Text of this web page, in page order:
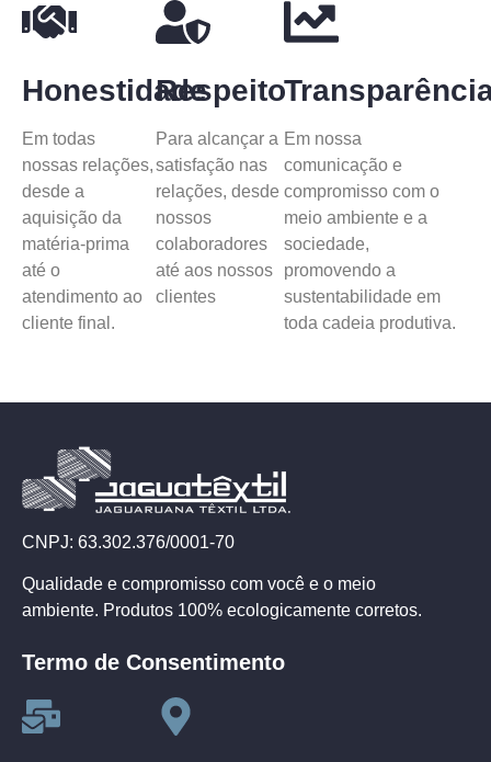
Honestidade
Em todas
nossas relações,
desde a
aquisição da
matéria-prima
até o
atendimento ao
cliente final.
Respeito
Para alcançar a
satisfação nas
relações, desde
nossos
colaboradores
até aos nossos
clientes
Em nossa
comunicação e
compromisso com o
meio ambiente e a
sociedade,
promovendo a
sustentabilidade em
toda cadeia produtiva.
CNPJ: 63.302.376/0001-70
Qualidade e compromisso com você e o meio
ambiente. Produtos 100% ecologicamente corretos.
Termo de Consentimento